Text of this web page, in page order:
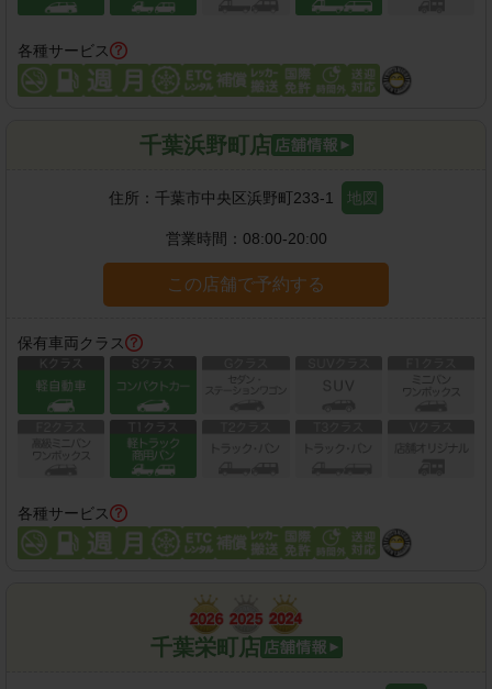
各種サービス
千葉浜野町店
住所： 千葉市中央区浜野町233-1 地図
営業時間： 08:00-20:00
この店舗で予約する
保有車両クラス
各種サービス
千葉栄町店